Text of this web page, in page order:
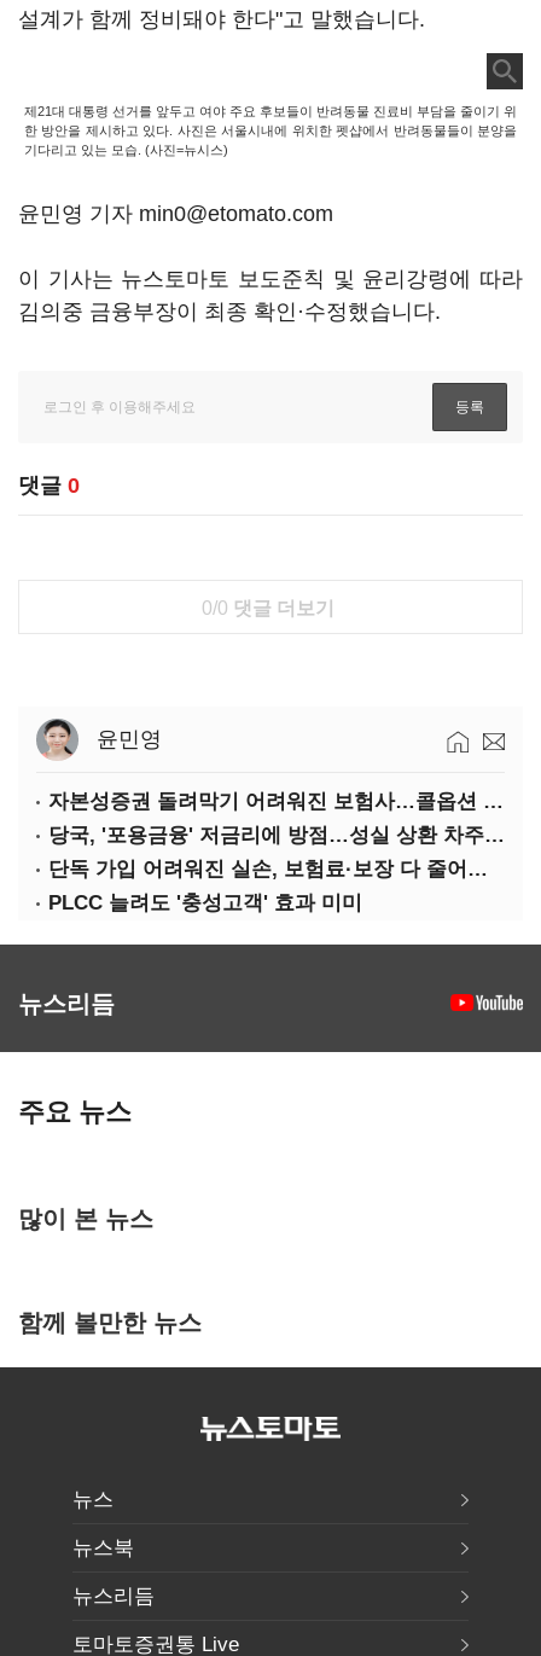
설계가 함께 정비돼야 한다"고 말했습니다.
제21대 대통령 선거를 앞두고 여야 주요 후보들이 반려동물 진료비 부담을 줄이기 위
한 방안을 제시하고 있다. 사진은 서울시내에 위치한 펫샵에서 반려동물들이 분양을
기다리고 있는 모습. (사진=뉴시스)
윤민영 기자 min0@etomato.com
이 기사는 뉴스토마토 보도준칙 및 윤리강령에 따라
김의중 금융부장이 최종 확인·수정했습니다.
댓글 0
0/0 댓글 더보기
윤민영
자본성증권 돌려막기 어려워진 보험사…콜옵션 부담 급증
당국, '포용금융' 저금리에 방점…성실 상환 차주는 '역차별'
단독 가입 어려워진 실손, 보험료·보장 다 줄어든 5세대는?
PLCC 늘려도 '충성고객' 효과 미미
뉴스리듬
주요 뉴스
많이 본 뉴스
함께 볼만한 뉴스
뉴스
뉴스북
뉴스리듬
토마토증권통 Live